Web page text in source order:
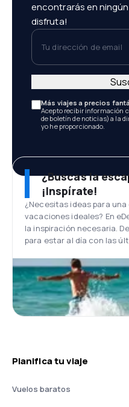
encontrarás en
disfruta!
Tu dirección de email
Más viajes a precios
Acepto recibir información
de boletín de noticias) a la
yo he proporcionado.
¿Buscas la
¡Inspírate!
¿Necesitas ideas para
vacaciones ideales? En
la inspiración necesaria.
para estar al día con las
Planifica tu viaje
Vuelos baratos